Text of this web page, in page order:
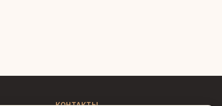
декору. Чем могу помочь?